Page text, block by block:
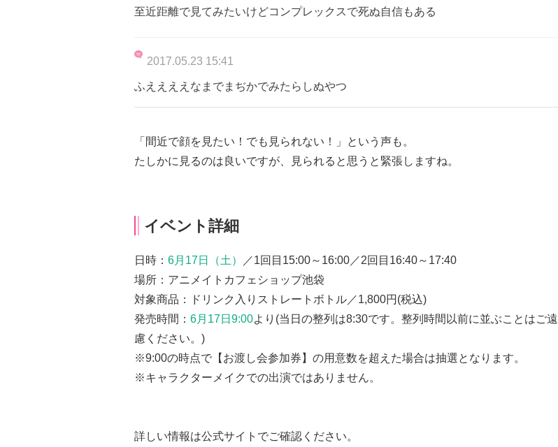
至近距離で見てみたいけどコンプレックスで死ぬ自信もある
2017.05.23 15:41
ふええええなまでまぢかでみたらしぬやつ
「間近で顔を見たい！でも見られない！」という声も。
たしかに見るのは良いですが、見られると思うと緊張しますね。
イベント詳細
日時： 6月17日（土）
／1回目15:00～16:00／2回目16:40～17:40
場所：アニメイトカフェショップ池袋
対象商品：ドリンク入りストレートボトル／1,800円(税込)
発売時間： 6月17日9:00より(当日の整列は8:30です。整列時間以前に並ぶことはご遠
慮ください。)
※9:00の時点で【お渡し会参加券】の用意数を超えた場合は抽選となります。
※キャラクターメイクでの出演ではありません。
詳しい情報は公式サイトでご確認ください。